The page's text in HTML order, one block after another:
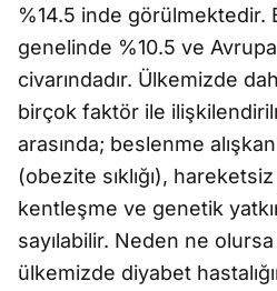
%14.5 inde görülmektedir.
genelinde %10.5 ve
civarındadır. Ülkemizde
birçok faktör ile
arasında; beslenme
(obezite sıklığı), hareketsiz
kentleşme ve genetik
sayılabilir. Neden ne
ülkemizde diyabet